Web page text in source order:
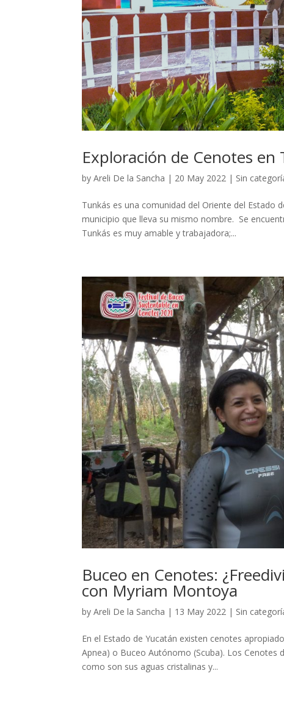
Exploración de Cenotes en
byAreli De la Sancha | 20 May 2022 | Sin
Tunkás es una comunidad del Oriente del Estado
municipio que lleva su mismo nombre. Se
Tunkás es muy amable y trabajadora;...
Buceo en Cenotes:
con Myriam Montoya
byAreli De la Sancha | 13 May 2022 | Sin
En el Estado de Yucatán existen cenotes
Apnea) o Buceo Autónomo (Scuba). Los Cenotes
como son sus aguas cristalinas y...